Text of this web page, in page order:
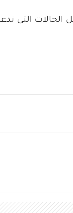
التى